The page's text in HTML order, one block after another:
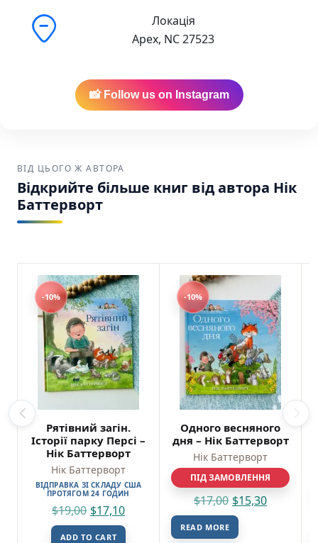
Зручна доставка:
Ваше замовлення буде
надійно упаковане та відправлене через
Історії парку Персі. Полювання за скарбами
Нік Баттерворт Chitarium SKU:
Локація
Apex, NC 27523
📸 Follow us on Instagram
ВІД ЦЬОГО Ж АВТОРА
Відкрийте більше книг від автора Нік
Баттерворт
-10%
Рятівний загін.
Історії парку Персі –
Нік Баттерворт
Нік Баттерворт
ВІДПРАВКА ЗІ СКЛАДУ США
ПРОТЯГОМ 24 ГОДИН
$19,00 $17,10
ADD TO CART
-10%
Одного весняного
дня – Нік Баттерворт
Нік Баттерворт
ПІД ЗАМОВЛЕННЯ
$17,00 $15,30
READ MORE